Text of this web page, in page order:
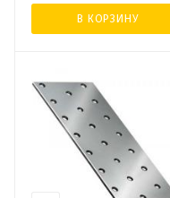
В КОРЗИНУ